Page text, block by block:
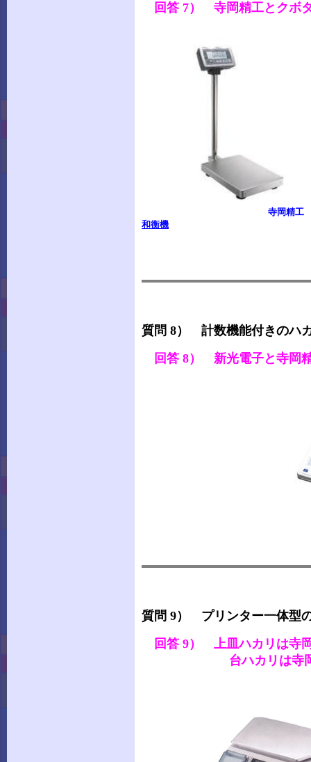
回答 7） 寺岡精工とクボ
寺
和衡機
質問 8） 計数機能付きのハ
回答 8） 新光電子と寺岡精
質問 9） プリンター一体型
回答 9） 上皿ハカリは寺
台ハカリは寺岡精工